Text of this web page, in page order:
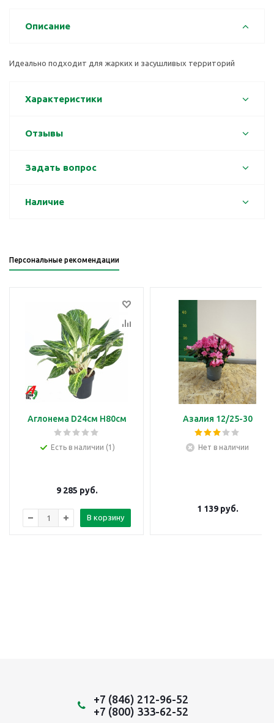
Описание
Идеально подходит для жарких и засушливых территорий
Характеристики
Отзывы
Задать вопрос
Наличие
Персональные рекомендации
Аглонема D24см H80см
Есть в наличии (1)
9 285 руб.
В корзину
Азалия 12/25-30
Нет в наличии
1 139руб.
+7 (846) 212-96-52
+7 (800) 333-62-52